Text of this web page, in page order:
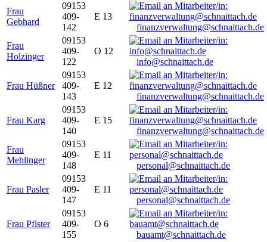
Frau
Gebhard
09153
409-
142
E 13
finanzverwaltung@schnaittach.de
Frau
Holzinger
09153
409-
122
O 12
info@schnaittach.de
Frau Hüßner
09153
409-
143
E 12
finanzverwaltung@schnaittach.de
Frau Karg
09153
409-
140
E 15
finanzverwaltung@schnaittach.de
Frau
Mehlinger
09153
409-
148
E 11
personal@schnaittach.de
Frau Pasler
09153
409-
147
E 11
personal@schnaittach.de
Frau Pfister
09153
409-
155
O 6
bauamt@schnaittach.de